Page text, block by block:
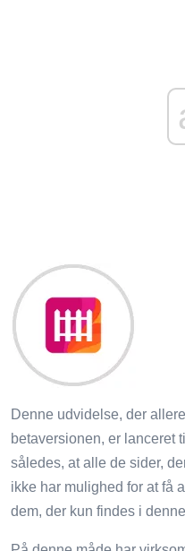
Denne udvidelse, der
betaversionen, er lanceret
således, at alle de sider,
ikke har mulighed for at få
dem, der kun findes i